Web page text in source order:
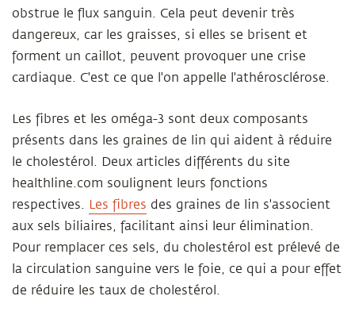
obstrue le flux sanguin. Cela peut devenir très
dangereux, car les graisses, si elles se brisent et
forment un caillot, peuvent provoquer une crise
cardiaque. C'est ce que l'on appelle l'athérosclérose.
Les fibres et les oméga-3 sont deux composants
présents dans les graines de lin qui aident à réduire
le cholestérol. Deux articles différents du site
healthline.com soulignent leurs fonctions
respectives. Les fibres des graines de lin s'associent
aux sels biliaires, facilitant ainsi leur élimination.
Pour remplacer ces sels, du cholestérol est prélevé de
la circulation sanguine vers le foie, ce qui a pour effet
de réduire les taux de cholestérol.